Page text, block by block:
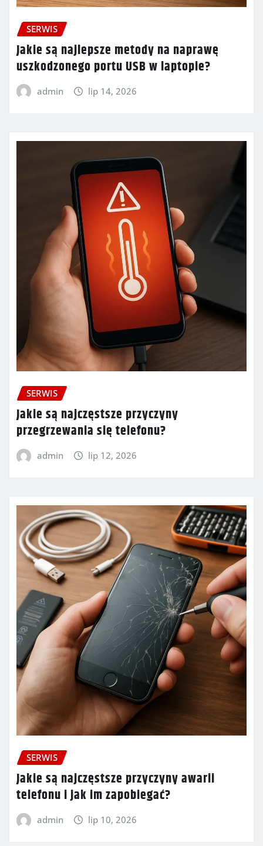
SERWIS
Jakie są najlepsze metody na naprawę
uszkodzonego portu USB w laptopie?
admin lip 14, 2026
SERWIS
Jakie są najczęstsze przyczyny
przegrzewania się telefonu?
admin lip 12, 2026
SERWIS
Jakie są najczęstsze przyczyny awarii
telefonu i jak im zapobiegać?
admin lip 10, 2026